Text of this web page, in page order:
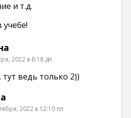
и т.д.
2022 в 8:18 дп
тут ведь только 2))
2022 в 12:10 пп